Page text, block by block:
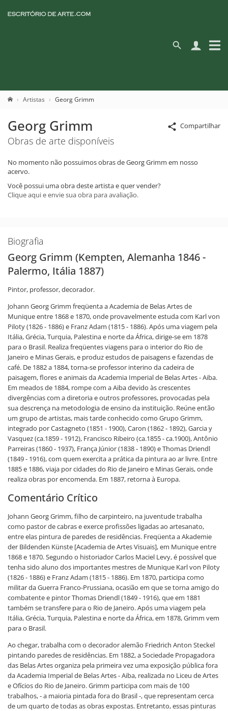
Artistas Georg Grimm
Compartilhar
Georg Grimm
Obras de arte disponíveis
No momento não possuimos obras de Georg Grimm em nosso
acervo.
Você possui uma obra deste artista e quer vender?
Clique aqui e envie sua obra para avaliação.
Biografia
Georg Grimm (Kempten, Alemanha 1846 -
Palermo, Itália 1887)
Pintor, professor, decorador.
Johann Georg Grimm freqüenta a Academia de Belas Artes de
Munique entre 1868 e 1870, onde provavelmente estuda com Karl von
Piloty (1826 - 1886) e Franz Adam (1815 - 1886). Após uma viagem pela
Itália, Grécia, Turquia, Palestina e norte da África, dirige-se em 1878
para o Brasil. Realiza freqüentes viagens para o interior do Rio de
Janeiro e Minas Gerais, e produz estudos de paisagens e fazendas de
café. De 1882 a 1884, torna-se professor interino da cadeira de
paisagem, flores e animais da Academia Imperial de Belas Artes - Aiba.
Em meados de 1884, rompe com a Aiba devido às crescentes
divergências com a diretoria e outros professores, provocadas pela
sua descrença na metodologia de ensino da instituição. Reúne então
um grupo de artistas, mais tarde conhecido como Grupo Grimm,
integrado por Castagneto (1851 - 1900), Caron (1862 - 1892), Garcia y
Vasquez (ca.1859 - 1912), Francisco Ribeiro (ca.1855 - ca.1900), Antônio
Parreiras (1860 - 1937), França Júnior (1838 - 1890) e Thomas Driendl
(1849 - 1916), com quem exercita a prática da pintura ao ar livre. Entre
1885 e 1886, viaja por cidades do Rio de Janeiro e Minas Gerais, onde
realiza obras por encomenda. Em 1887, retorna à Europa.
Comentário Crítico
Johann Georg Grimm, filho de carpinteiro, na juventude trabalha
como pastor de cabras e exerce profissões ligadas ao artesanato,
entre elas pintura de paredes de residências. Freqüenta a Akademie
der Bildenden Künste [Academia de Artes Visuais], em Munique entre
1868 e 1870. Segundo o historiador Carlos Maciel Levy, é possível que
tenha sido aluno dos importantes mestres de Munique Karl von Piloty
(1826 - 1886) e Franz Adam (1815 - 1886). Em 1870, participa como
militar da Guerra Franco-Prussiana, ocasião em que se torna amigo do
combatente e pintor Thomas Driendl (1849 - 1916), que em 1881
também se transfere para o Rio de Janeiro. Após uma viagem pela
Itália, Grécia, Turquia, Palestina e norte da África, em 1878, Grimm vem
para o Brasil.
Ao chegar, trabalha com o decorador alemão Friedrich Anton Steckel
pintando paredes de residências. Em 1882, a Sociedade Propagadora
das Belas Artes organiza pela primeira vez uma exposição pública fora
da Academia Imperial de Belas Artes - Aiba, realizada no Liceu de Artes
e Ofícios do Rio de Janeiro. Grimm participa com mais de 100
trabalhos, - a maioria pintada fora do Brasil -, que representam cerca
de um quarto de todas as obras expostas. Entretanto, essas pinturas